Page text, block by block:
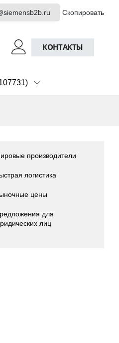
Скопировать
КОНТАКТЫ
производители
логистика
цены
для
лиц